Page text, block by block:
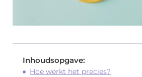
Inhoudsopgave:
Hoe werkt het precies?